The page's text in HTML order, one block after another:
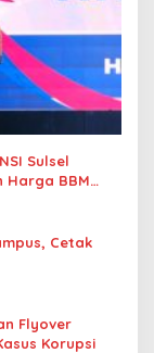
Sulsel
Harga BBM
Cetak
Flyover
Korupsi